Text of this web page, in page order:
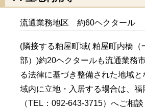
流通業務地区 約60ヘクタール
(隣接する粕屋町域( 粕屋町内橋（
部）)約20ヘクタールも流通業務
る法律に基づき整備された地域
域内に立地・入居する場合は、
（TEL：092-643-3715）へご相談